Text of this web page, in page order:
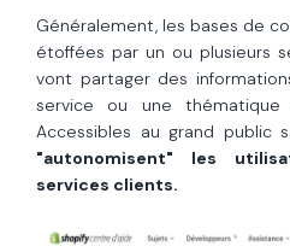
Généralement, les bases de
étoffées par un ou plusieurs
vont partager des
service ou une
Accessibles au grand public
"autonomisent" les
services clients.